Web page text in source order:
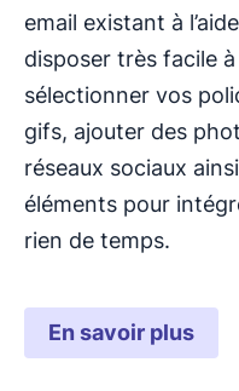
email existant à
disposer très facile
sélectionner vos
gifs, ajouter des
réseaux sociaux
éléments pour
rien de temps.
En savoir plus